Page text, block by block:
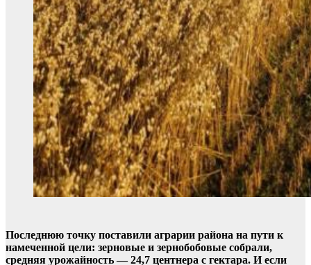
Последнюю точку поставили аграрии района на пути к
намеченной цели: зерновые и зернобобовые собрали,
средняя урожайность — 24,7 центнера с гектара. И если